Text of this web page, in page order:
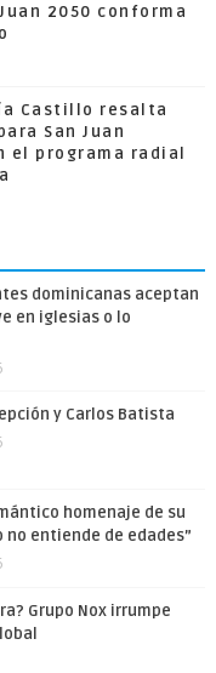
2050 conforma
Castillo resalta
San Juan
programa radial
dominicanas aceptan
en iglesias o lo
y Carlos Batista
homenaje de su
no entiende de edades”
Grupo Nox irrumpe